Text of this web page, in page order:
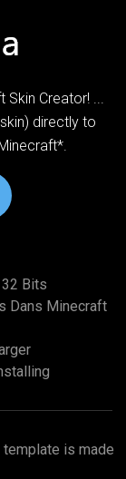
Creator! ...
directly to
Bits
Dans Minecraft
is made